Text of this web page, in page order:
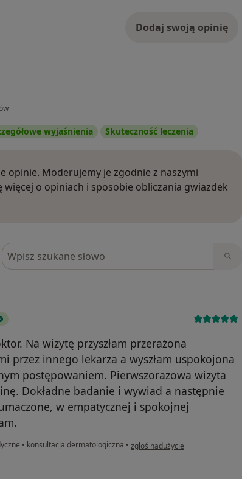
Dodaj swoją opinię
wyjaśnienia Skuteczność leczenia
opinie. Moderujemy je zgodnie z naszymi
więcej o opiniach i sposobie obliczania gwiazdek
Szukaj w opiniach
Na wizytę przyszłam przerażona
przez innego lekarza a wyszłam uspokojona
postępowaniem. Pierwszorazowa wizyta
Dokładne badanie i wywiad a następnie
w empatycznej i spokojnej
• konsultacja dermatologiczna • w opinii użytkownika M.
zgłoś nadużycie